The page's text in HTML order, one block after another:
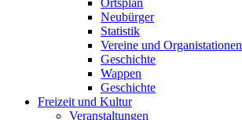
Ortsplan
Neubürger
Statistik
Vereine und Organistationen
Geschichte
Wappen
Geschichte
Freizeit und Kultur
Veranstaltungen